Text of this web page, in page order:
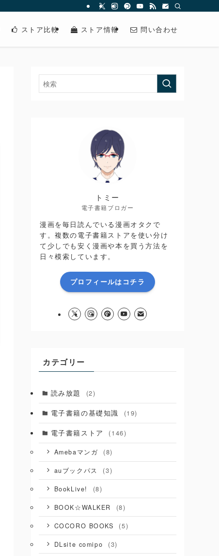
ストア比較 ストア情報 問い合わせ
トミー
電子書籍ブロガー
漫画を毎日読んでいる漫画オタクで
す。複数の電子書籍ストアを使い分け
て少しでも安く漫画や本を買う方法を
日々模索しています。
プロフィールはコチラ
カテゴリー
読み放題 (2)
電子書籍の基礎知識 (19)
電子書籍ストア (146)
Amebaマンガ (8)
auブックパス (3)
BookLive! (8)
BOOK☆WALKER (8)
COCORO BOOKS (5)
DLsite comipo (3)